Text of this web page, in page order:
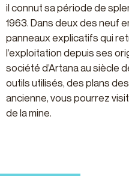
il connut sa période de
1963. Dans deux des neuf
panneaux explicatifs qui
l’exploitation depuis ses
société d’Artana au siècle
outils utilisés, des plans
ancienne, vous pourrez
de la mine.